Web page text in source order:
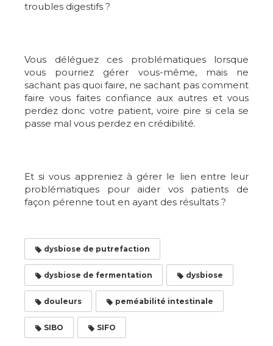
troubles digestifs ?
Vous déléguez ces problématiques lorsque
vous pourriez gérer vous-même, mais ne
sachant pas quoi faire, ne sachant pas comment
faire vous faites confiance aux autres et vous
perdez donc votre patient, voire pire si cela se
passe mal vous perdez en crédibilité.
Et si vous appreniez à gérer le lien entre leur
problématiques pour aider vos patients de
façon pérenne tout en ayant des résultats ?
dysbiose de putrefaction
dysbiose de fermentation dysbiose
douleurs peméabilité intestinale
SIBO SIFO